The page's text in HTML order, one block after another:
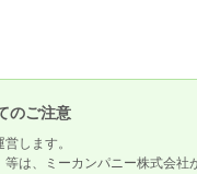
のご注意
します。
は、ミーカンパニー株式会